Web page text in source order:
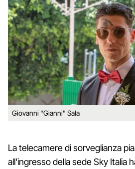
Giovanni "Gianni" Sala
La telecamere di sorveglianza
all'ingresso della sede Sky Italia